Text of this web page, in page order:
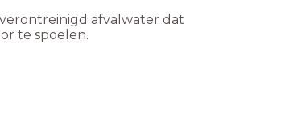
afvalwater dat
te spoelen.